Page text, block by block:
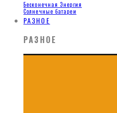
Бесконечная Энергия
Солнечные батареи
РАЗНОЕ
РАЗНОЕ